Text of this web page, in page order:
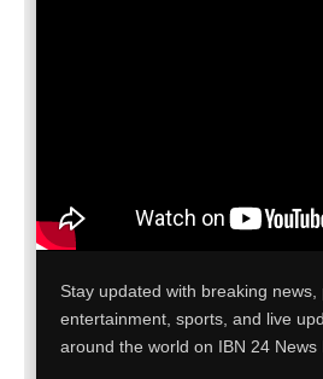
Stay updated with breaking news,
entertainment, sports, and live
around the world on IBN 24 News